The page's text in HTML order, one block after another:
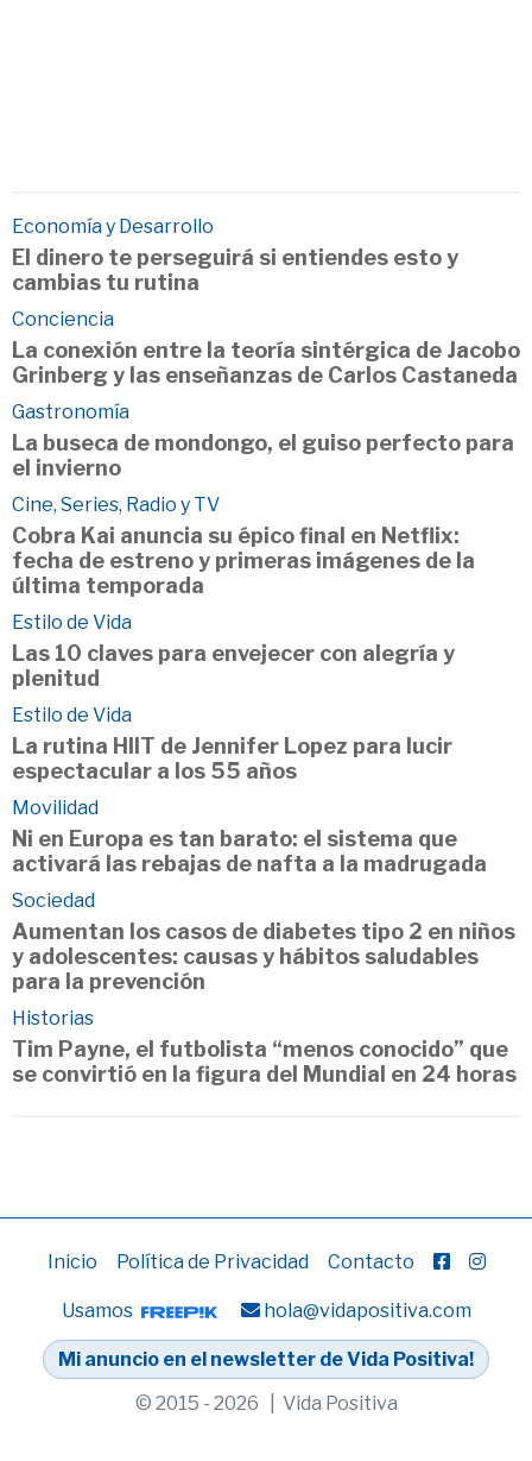
Economía y Desarrollo
El dinero te perseguirá si entiendes esto y
cambias tu rutina
Conciencia
La conexión entre la teoría sintérgica de Jacobo
Grinberg y las enseñanzas de Carlos Castaneda
Gastronomía
La buseca de mondongo, el guiso perfecto para
el invierno
Cine, Series, Radio y TV
Cobra Kai anuncia su épico final en Netflix:
fecha de estreno y primeras imágenes de la
última temporada
Estilo de Vida
Las 10 claves para envejecer con alegría y
plenitud
Estilo de Vida
La rutina HIIT de Jennifer Lopez para lucir
espectacular a los 55 años
Movilidad
Ni en Europa es tan barato: el sistema que
activará las rebajas de nafta a la madrugada
Sociedad
Aumentan los casos de diabetes tipo 2 en niños
y adolescentes: causas y hábitos saludables
para la prevención
Historias
Tim Payne, el futbolista “menos conocido” que
se convirtió en la figura del Mundial en 24 horas
Inicio Política de Privacidad Contacto
Usamos hola@vidapositiva.com
Mi anuncio en el newsletter de Vida Positiva!
© 2015 - 2026 | Vida Positiva